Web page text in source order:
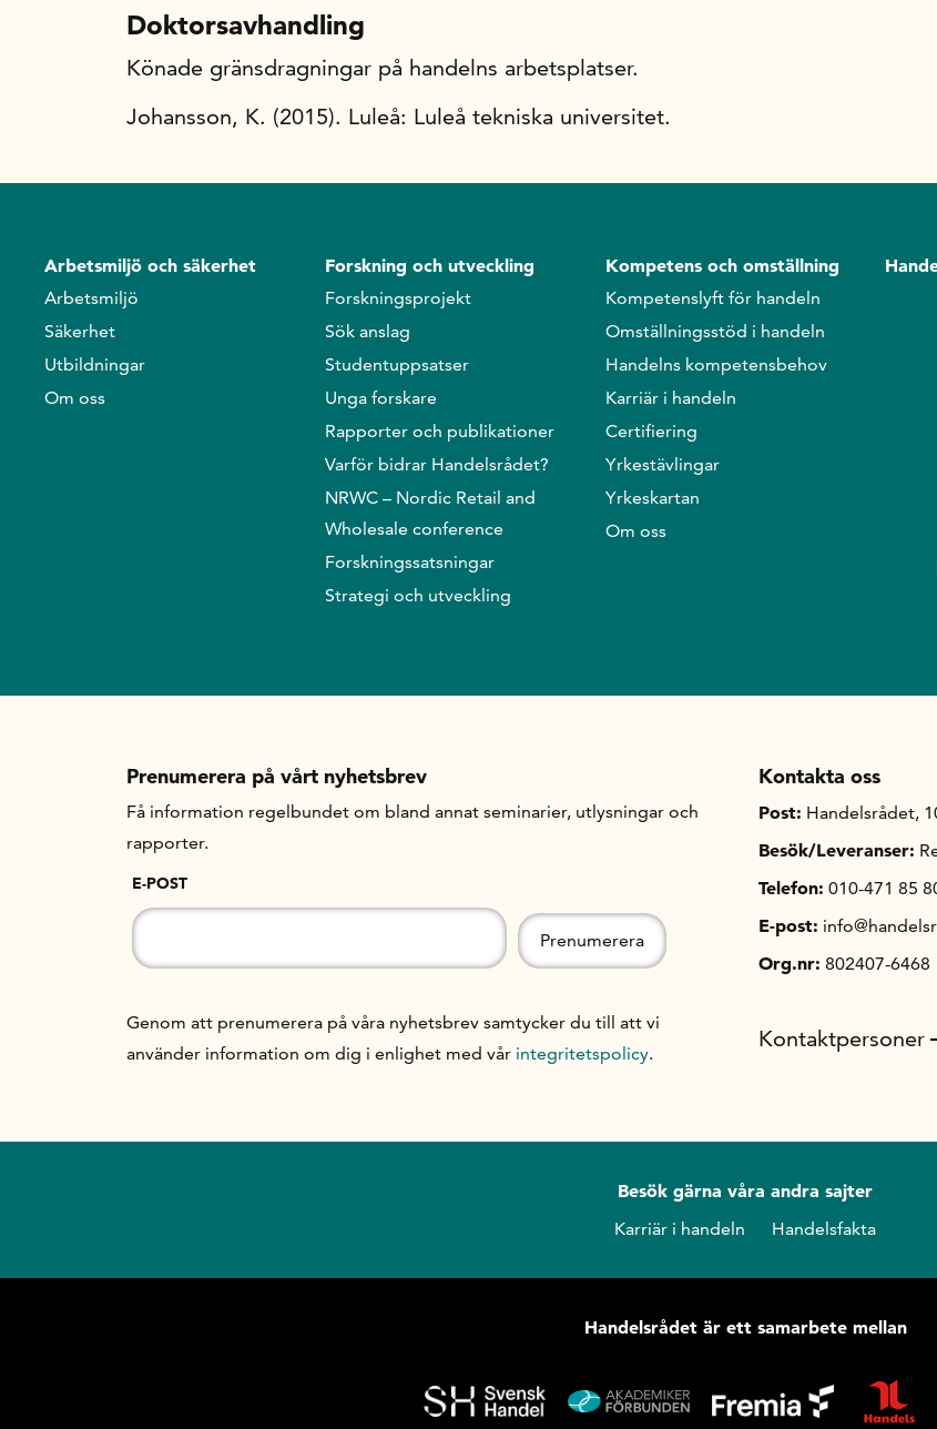
Doktorsavhandling
Könade gränsdragningar på handelns arbetsplatser.
Johansson, K. (2015). Luleå: Luleå tekniska universitet.
Arbetsmiljö och säkerhet
Arbetsmiljö
Säkerhet
Utbildningar
Om oss
Forskning och utveckling
Forskningsprojekt
Sök anslag
Studentuppsatser
Unga forskare
Rapporter och publikationer
Varför bidrar Handelsrådet?
NRWC – Nordic Retail and
Wholesale conference
Forskningssatsningar
Strategi och utveckling
Kompetens och omställning
Kompetenslyft för handeln
Omställningsstöd i handeln
Handelns kompetensbehov
Karriär i handeln
Certifiering
Yrkestävlingar
Yrkeskartan
Om oss
Prenumerera på vårt nyhetsbrev
Få information regelbundet om bland annat seminarier, utlysningar och
rapporter.
E-POST
Genom att prenumerera på våra nyhetsbrev samtycker du till att vi
använder information om dig i enlighet med vår integritetspolicy.
Kontakta oss
Post: Handelsrådet,
Besök/Leveranser:
Telefon: 010-471 85
E-post:
Org.nr: 802407-6468
Kontaktpersoner
Besök gärna våra andra sajter
Karriär i handeln Handelsfakta
Handelsrådet är ett samarbete mellan